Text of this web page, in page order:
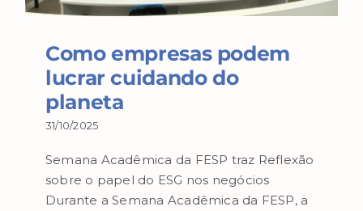
Como empresas podem
lucrar cuidando do
planeta
31/10/2025
Semana Acadêmica da FESP traz Reflexão
sobre o papel do ESG nos negócios
Durante a Semana Acadêmica da FESP, a